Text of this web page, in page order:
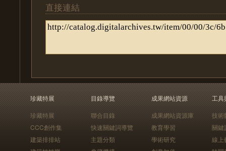
直接連結
珍藏特展
珍藏特展
CCC創作集
建築排排站
目錄導覽
聯合目錄
快速關鍵詞導覽
主題分類
成果網站資源
成果網站資源庫
教育學習
學術研究
工具
技術
關鍵
線上